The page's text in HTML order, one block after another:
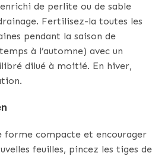
de perlite ou de sable
Fertilisez-la toutes les
pendant la saison de
à l’automne) avec un
dilué à moitié. En hiver,
forme compacte et encourager
feuilles, pincez les tiges de